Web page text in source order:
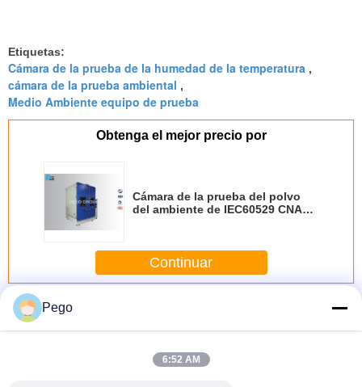
Etiquetas:
Cámara de la prueba de la humedad de la temperatura ,
cámara de la prueba ambiental ,
Medio Ambiente equipo de prueba
Obtenga el mejor precio por
Cámara de la prueba del polvo
del ambiente de IEC60529 CNAS
Continuar
Más Equipo de prueba del ambiente
Pego
6:52 AM